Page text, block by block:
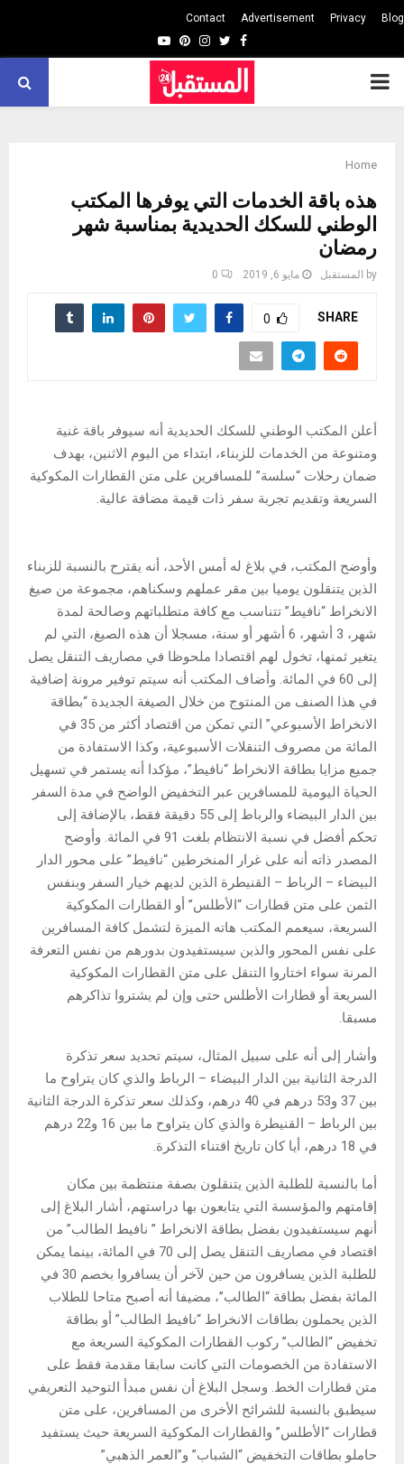
Blog
Privacy
Advertisement
Contact
Facebook
Twitter
Instagram
Pinterest
Youtube
PRIMARY
Home
هذه باقة الخدمات التي يوفرها المكتب
الوطني للسكك الحديدية بمناسبة شهر
رمضان
by المستقبل مايو 6, 2019 0
SHARE
0
أعلن المكتب الوطني للسكك الحديدية أنه سيوفر باقة غنية
ومتنوعة من الخدمات للزبناء، ابتداء من اليوم الاثنين، بهدف
ضمان رحلات “سلسة” للمسافرين على متن القطارات المكوكية
السريعة وتقديم تجربة سفر ذات قيمة مضافة عالية.
وأوضح المكتب، في بلاغ له أمس الأحد، أنه يقترح بالنسبة للزبناء
الذين يتنقلون يوميا بين مقر عملهم وسكناهم، مجموعة من صيغ
الانخراط “نافيط” تتناسب مع كافة متطلباتهم وصالحة لمدة
شهر، 3 أشهر، 6 أشهر أو سنة، مسجلا أن هذه الصيغ، التي لم
يتغير ثمنها، تخول لهم اقتصادا ملحوظا في مصاريف التنقل يصل
إلى 60 في المائة. وأضاف المكتب أنه سيتم توفير مرونة إضافية
في هذا الصنف من المنتوج من خلال الصيغة الجديدة “بطاقة
الانخراط الأسبوعي” التي تمكن من اقتصاد أكثر من 35 في
المائة من مصروف التنقلات الأسبوعية، وكذا الاستفادة من
جميع مزايا بطاقة الانخراط “نافيط”، مؤكدا أنه يستمر في تسهيل
الحياة اليومية للمسافرين عبر التخفيض الواضح في مدة السفر
بين الدار البيضاء والرباط إلى 55 دقيقة فقط، بالإضافة إلى
تحكم أفضل في نسبة الانتظام بلغت 91 في المائة. وأوضح
المصدر ذاته أنه على غرار المنخرطين “نافيط” على محور الدار
البيضاء – الرباط – القنيطرة الذين لديهم خيار السفر وبنفس
الثمن على متن قطارات “الأطلس” أو القطارات المكوكية
السريعة، سيعمم المكتب هاته الميزة لتشمل كافة المسافرين
على نفس المحور والذين سيستفيدون بدورهم من نفس التعرفة
المرنة سواء اختاروا التنقل على متن القطارات المكوكية
السريعة أو قطارات الأطلس حتى وإن لم يشتروا تذاكرهم
مسبقا.
وأشار إلى أنه على سبيل المثال، سيتم تحديد سعر تذكرة
الدرجة الثانية بين الدار البيضاء – الرباط والذي كان يتراوح ما
بين 37 و53 درهم في 40 درهم، وكذلك سعر تذكرة الدرجة الثانية
بين الرباط – القنيطرة والذي كان يتراوح ما بين 16 و22 درهم
في 18 درهم، أيا كان تاريخ اقتناء التذكرة.
أما بالنسبة للطلبة الذين يتنقلون بصفة منتظمة بين مكان
إقامتهم والمؤسسة التي يتابعون بها دراستهم، أشار البلاغ إلى
أنهم سيستفيدون بفضل بطاقة الانخراط ” نافيط الطالب” من
اقتصاد في مصاريف التنقل يصل إلى 70 في المائة، بينما يمكن
للطلبة الذين يسافرون من حين لآخر أن يسافروا بخصم 30 في
المائة بفضل بطاقة “الطالب”، مضيفا أنه أصبح متاحا للطلاب
الذين يحملون بطاقات الانخراط “نافيط الطالب” أو بطاقة
تخفيض “الطالب” ركوب القطارات المكوكية السريعة مع
الاستفادة من الخصومات التي كانت سابقا مقدمة فقط على
متن قطارات الخط. وسجل البلاغ أن نفس مبدأ التوحيد التعريفي
سيطبق بالنسبة للشرائح الأخرى من المسافرين، على متن
قطارات “الأطلس” والقطارات المكوكية السريعة حيث يستفيد
حاملو بطاقات التخفيض “الشباب” و”العمر الذهبي”